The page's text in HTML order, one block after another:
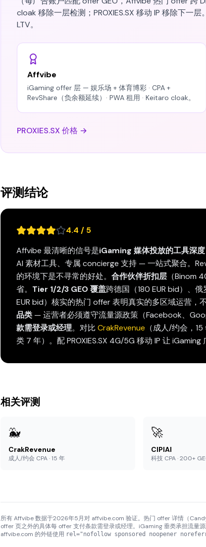
cloak 移除一层检测；PROXIES.SX 移动 IP 移除下一
LTV。
Affvibe
iGaming offer 层 — 娱乐场 + 体育博彩 · CPA +
RevShare（负余额延续）· PWA 租用 · Keitaro cloak。
PROXIES.SX 价格 →
评测结论
4.4 / 5
Affvibe 最清晰的信号是iGaming 媒体投放的工具深度
AI 素材工具、专属 concierge 支持 — 一站式聚合。
的环境下是不寻常的好处。 合作伙伴折扣层 （Binom
省。 Tier 1/2/3 GEO 覆盖跨德国（180 EUR bid）、
EUR bid）核实的热门 offer 表明真实的多区域运营，
品类 — 运营者必须遵守流量源政策（Facebook、
款需登录或经理。对比 CrakRevenue （成人/约会，15
类 7 年）。配 PROXIES.SX 4G/5G 移动 IP 让 iGaming
相关评测
🐳
CrakRevenue
成人/约会 CPA · 15 年
🚀
CIPIAI
科技 CPA · 200+
所有 Affvibe 数据于2026年5月对 affvibe.com 验证。热门 offer 详情（
offer 页之外的具体每 offer 支付条款需登录或经理。iGaming 垂类承担流量
affvibe.com 的外链使用 rel="nofollow sponsored noopener